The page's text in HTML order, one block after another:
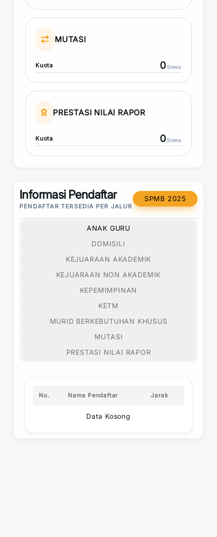
MUTASI
Kuota 0Siswa
PRESTASI NILAI RAPOR
Kuota 0Siswa
Informasi Pendaftar
PENDAFTAR TERSEDIA PER JALUR
SPMB 2025
ANAK GURU
DOMISILI
KEJUARAAN AKADEMIK
KEJUARAAN NON AKADEMIK
KEPEMIMPINAN
KETM
MURID BERKEBUTUHAN KHUSUS
MUTASI
PRESTASI NILAI RAPOR
No. Nama Pendaftar Jarak
Data Kosong